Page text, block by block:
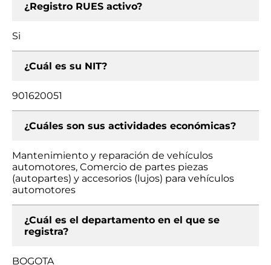
¿Registro RUES activo?
Si
¿Cuál es su NIT?
901620051
¿Cuáles son sus actividades económicas?
Mantenimiento y reparación de vehículos
automotores, Comercio de partes piezas
(autopartes) y accesorios (lujos) para vehículos
automotores
¿Cuál es el departamento en el que se
registra?
BOGOTA